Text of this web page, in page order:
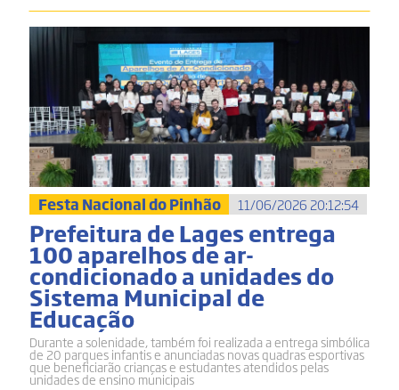
Festa Nacional do Pinhão 11/06/2026 20:12:54
Prefeitura de Lages entrega
100 aparelhos de ar-
condicionado a unidades do
Sistema Municipal de
Educação
Durante a solenidade, também foi realizada a entrega simbólica
de 20 parques infantis e anunciadas novas quadras esportivas
que beneficiarão crianças e estudantes atendidos pelas
unidades de ensino municipais